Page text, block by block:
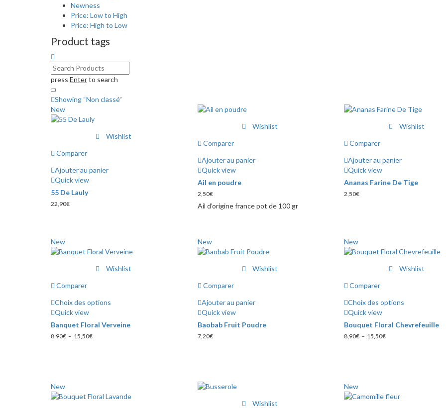
Newness
Price: Low to High
Price: High to Low
Product tags
press Enterto search
Showing “Non classé”
New
Wishlist
Comparer
Ajouter au panier
Quick view
55 De Lauly
22,90€
Wishlist
Comparer
Ajouter au panier
Quick view
Ail en poudre
2,50€
Ail d’origine france pot de 100 gr
Wishlist
Comparer
Ajouter au panier
Quick view
Ananas Farine De Tige
2,50€
New
Wishlist
Comparer
Choix des options
Ce
produit
plusieurs
être
choisies
Quick view
Banquet Floral Verveine
8,90€ – 15,50€Plage
New
Wishlist
Comparer
Ajouter au panier
Quick view
Baobab Fruit Poudre
7,20€
New
Wishlist
Comparer
Choix des options
Ce
produit
plusieurs
être
choisies
Quick view
Bouquet Floral Chevrefeuille
8,90€ – 15,50€Plage
New
Wishlist
New